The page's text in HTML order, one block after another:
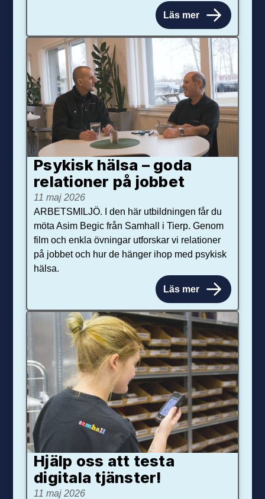
Läs mer
Psykisk hälsa – goda
relationer på jobbet
11 maj 2026
ARBETSMILJÖ. I den här utbildningen får du
möta Asim Begic från Samhall i Tierp. Genom
film och enkla övningar utforskar vi relationer
på jobbet och hur de hänger ihop med psykisk
hälsa.
Läs mer
Hjälp oss att testa
digitala tjänster!
11 maj 2026